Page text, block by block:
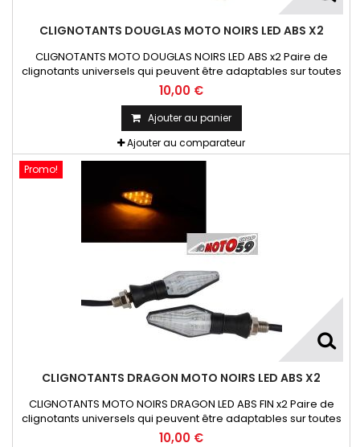
CLIGNOTANTS DOUGLAS MOTO NOIRS LED ABS X2
CLIGNOTANTS MOTO DOUGLAS NOIRS LED ABS x2 Paire de
clignotants universels qui peuvent être adaptables sur toutes
motos ou scooters
10,00 €
Ajouter au panier
Ajouter au comparateur
Promo!
CLIGNOTANTS DRAGON MOTO NOIRS LED ABS X2
CLIGNOTANTS MOTO NOIRS DRAGON LED ABS FIN x2 Paire de
clignotants universels qui peuvent être adaptables sur toutes
motos ou scooters
10,00 €